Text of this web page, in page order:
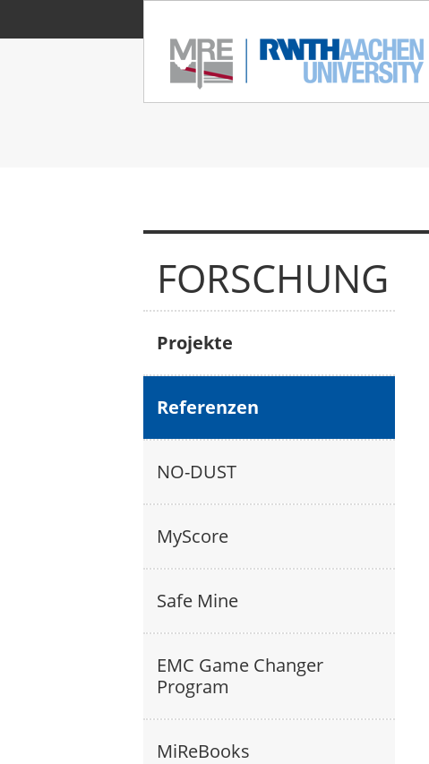
FORSCHUNG
Projekte
Referenzen
NO-DUST
MyScore
Safe Mine
EMC Game Changer
Program
MiReBooks